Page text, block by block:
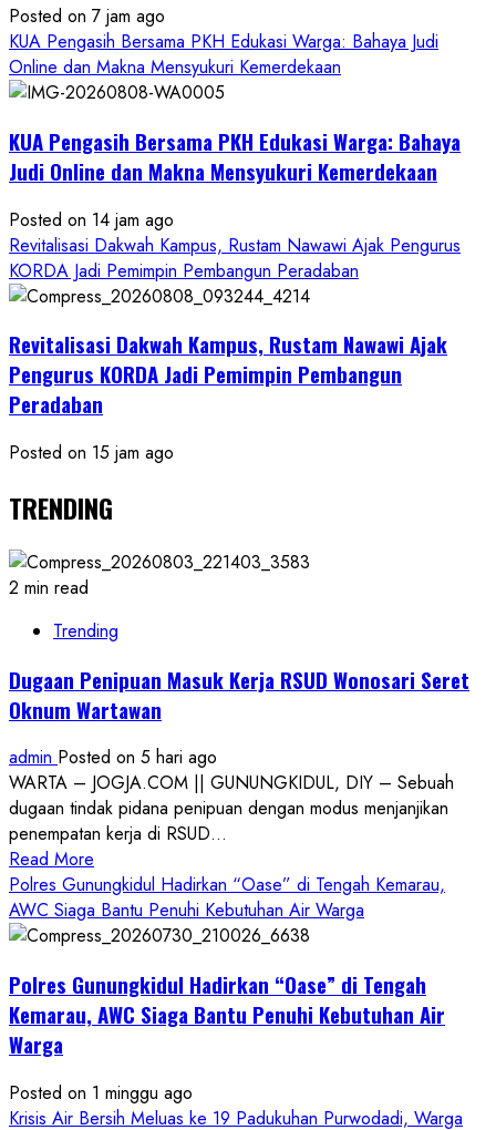
Posted on 7 jam ago
KUA Pengasih Bersama PKH Edukasi Warga: Bahaya Judi
Online dan Makna Mensyukuri Kemerdekaan
KUA Pengasih Bersama PKH Edukasi Warga: Bahaya
Judi Online dan Makna Mensyukuri Kemerdekaan
Posted on 14 jam ago
Revitalisasi Dakwah Kampus, Rustam Nawawi Ajak Pengurus
KORDA Jadi Pemimpin Pembangun Peradaban
Revitalisasi Dakwah Kampus, Rustam Nawawi Ajak
Pengurus KORDA Jadi Pemimpin Pembangun
Peradaban
Posted on 15 jam ago
TRENDING
2 min read
Trending
Dugaan Penipuan Masuk Kerja RSUD Wonosari Seret
Oknum Wartawan
admin Posted on 5 hari ago
WARTA – JOGJA.COM || GUNUNGKIDUL, DIY – Sebuah
dugaan tindak pidana penipuan dengan modus menjanjikan
penempatan kerja di RSUD...
Read More
more
about
Dugaan
Masuk
Kerja
Seret
Oknum
Polres Gunungkidul Hadirkan “Oase” di Tengah Kemarau,
AWC Siaga Bantu Penuhi Kebutuhan Air Warga
Polres Gunungkidul Hadirkan “Oase” di Tengah
Kemarau, AWC Siaga Bantu Penuhi Kebutuhan Air
Warga
Posted on 1 minggu ago
Krisis Air Bersih Meluas ke 19 Padukuhan Purwodadi, Warga